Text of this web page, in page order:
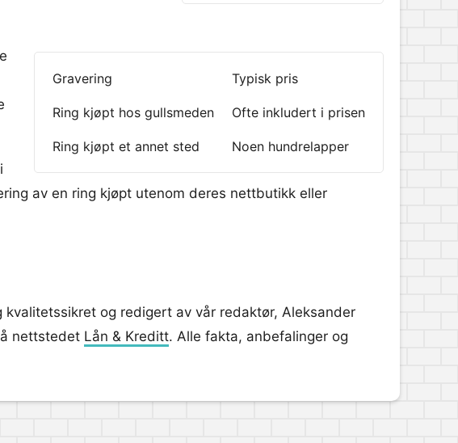
Gravering Typisk pris
Ring kjøpt hos gullsmeden Ofte inkludert i prisen
Ring kjøpt et annet sted Noen hundrelapper
av en ring kjøpt utenom deres nettbutikk eller
og redigert av vår redaktør, Aleksander
nettstedet Lån & Kreditt. Alle fakta, anbefalinger og